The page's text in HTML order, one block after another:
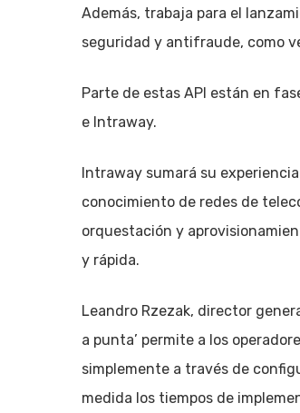
Además, trabaja para el
seguridad y antifraude, como
Parte de estas API están en
e Intraway.
Intraway sumará su
conocimiento de redes de
orquestación y
y rápida.
Leandro Rzezak, director
a punta’ permite a los
simplemente a través de
medida los tiempos de